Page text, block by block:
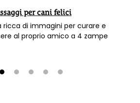
per cani felici
ricca di immagini per curare e
offrire benessere al proprio amico a 4 zampe